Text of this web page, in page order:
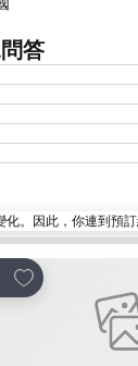
答
。因此，你連到預
放到收藏夾